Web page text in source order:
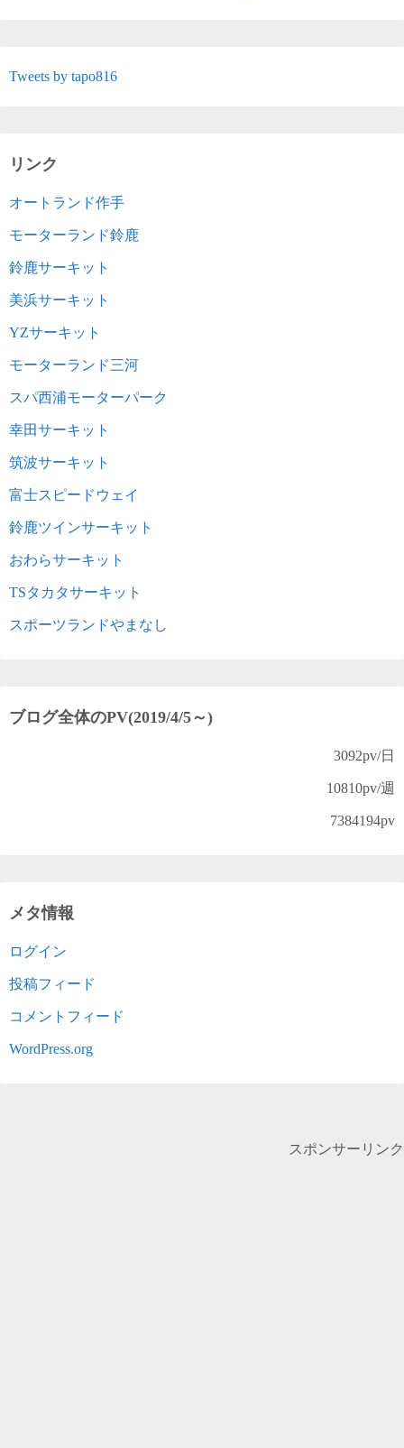
Tweets by tapo816
リンク
オートランド作手
モーターランド鈴鹿
鈴鹿サーキット
美浜サーキット
YZサーキット
モーターランド三河
スパ西浦モーターパーク
幸田サーキット
筑波サーキット
富士スピードウェイ
鈴鹿ツインサーキット
おわらサーキット
TSタカタサーキット
スポーツランドやまなし
ブログ全体のPV(2019/4/5～)
3092pv/日
10810pv/週
7384194pv
メタ情報
ログイン
投稿フィード
コメントフィード
WordPress.org
スポンサーリンク